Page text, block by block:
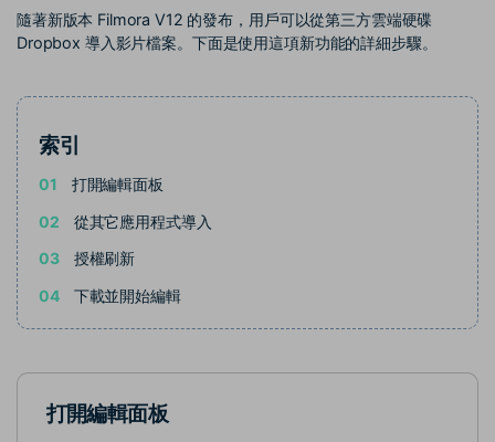
部落格
開啟企業級合作夥伴關係 簡單的商業影片解決方案
幫助中心
產品信息
隨著新版本 Filmora V12 的發布，用戶可以從第三方雲端硬碟
Dropbox 導入影片檔案。下面是使用這項新功能的詳細步驟。
索引
01
打開編輯面板
02
從其它應用程式導入
03
授權刷新
04
下載並開始編輯
打開編輯面板